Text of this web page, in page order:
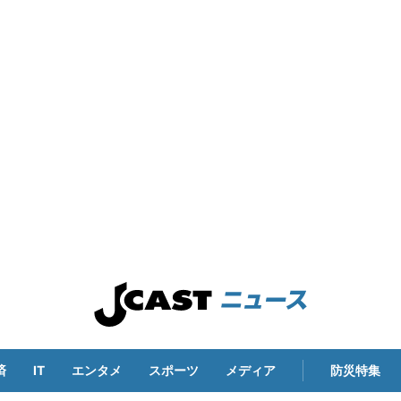
IT エンタメ スポーツ メディア 防災特集